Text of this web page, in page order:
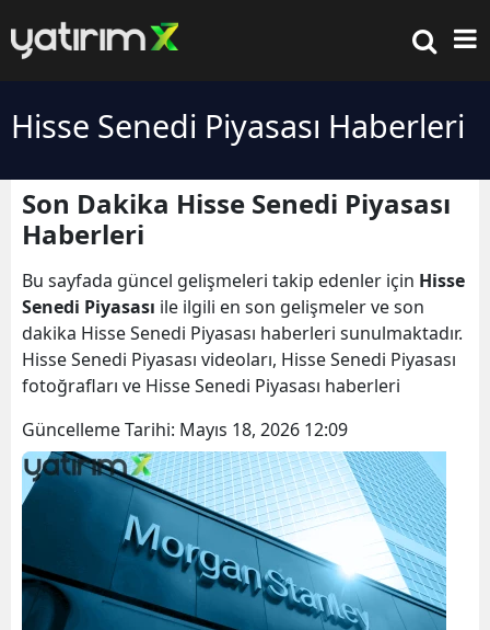
Hisse Senedi Piyasası Haberleri
Son Dakika Hisse Senedi Piyasası
Haberleri
Bu sayfada güncel gelişmeleri takip edenler için Hisse
Senedi Piyasası ile ilgili en son gelişmeler ve son
dakika Hisse Senedi Piyasası haberleri sunulmaktadır.
Hisse Senedi Piyasası videoları, Hisse Senedi Piyasası
fotoğrafları ve Hisse Senedi Piyasası haberleri
Güncelleme Tarihi: Mayıs 18, 2026 12:09